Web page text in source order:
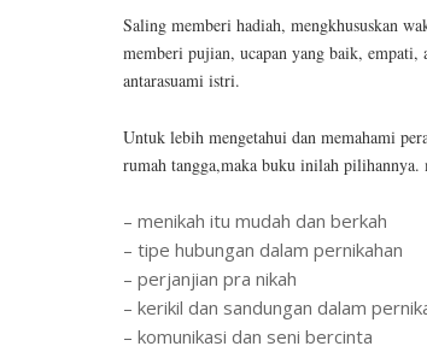
Saling memberi hadiah, mengkhususkan
memberi pujian, ucapan yang baik, empati,
antarasuami istri.
Untuk lebih mengetahui dan memahami
rumah tangga,maka buku inilah
– menikah itu mudah dan berkah
– tipe hubungan dalam pernikahan
– perjanjian pra nikah
– kerikil dan sandungan dalam
– komunikasi dan seni bercinta